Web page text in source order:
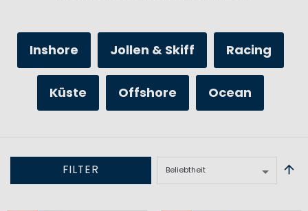
Inshore Jollen & Skiff Racing
Küste Offshore Ocean
FILTER